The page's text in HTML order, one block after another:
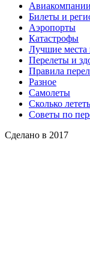
Авиакомпании
Билеты и
Аэропорты
Катастрофы
Лучшие места
Перелеты и
Правила
Разное
Самолеты
Сколько лететь
Советы по
Сделано в 2017